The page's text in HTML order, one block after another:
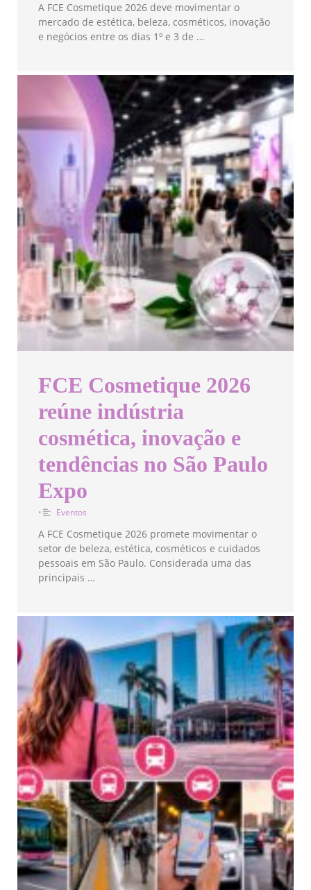
A FCE Cosmetique 2026 deve movimentar o
mercado de estética, beleza, cosméticos, inovação
e negócios entre os dias 1º e 3 de …
FCE Cosmetique 2026
reúne indústria
cosmética, inovação e
tendências no São Paulo
Expo
• Eventos
A FCE Cosmetique 2026 promete movimentar o
setor de beleza, estética, cosméticos e cuidados
pessoais em São Paulo. Considerada uma das
principais …